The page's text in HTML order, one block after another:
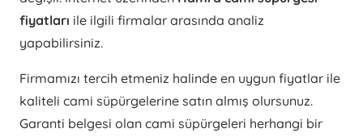
fiyatları ile ilgili firmalar arasında analiz
yapabilirsiniz.
Firmamızı tercih etmeniz halinde en uygun fiyatlar ile
kaliteli cami süpürgelerine satın almış olursunuz.
Garanti belgesi olan cami süpürgeleri herhangi bir